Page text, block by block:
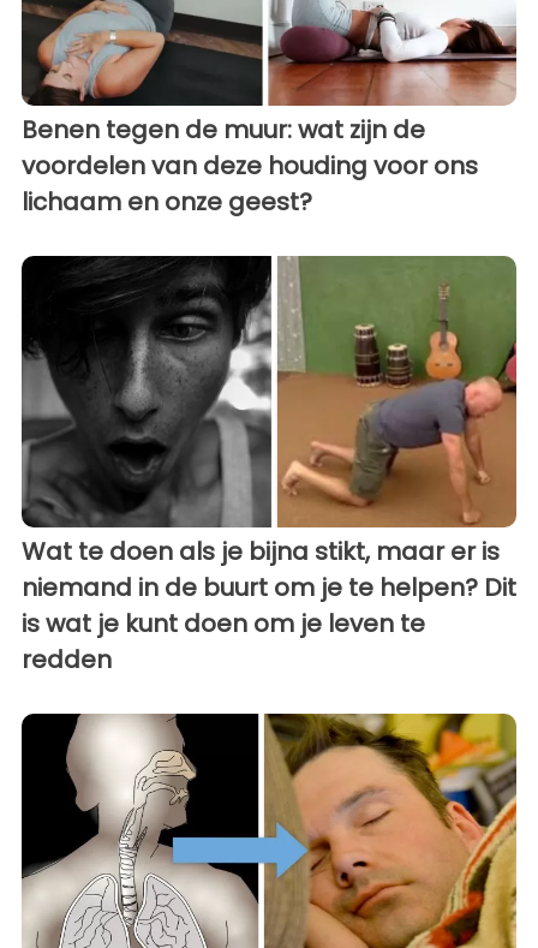
Benen tegen de muur: wat zijn de
voordelen van deze houding voor ons
lichaam en onze geest?
Wat te doen als je bijna stikt, maar er is
niemand in de buurt om je te helpen? Dit
is wat je kunt doen om je leven te
redden